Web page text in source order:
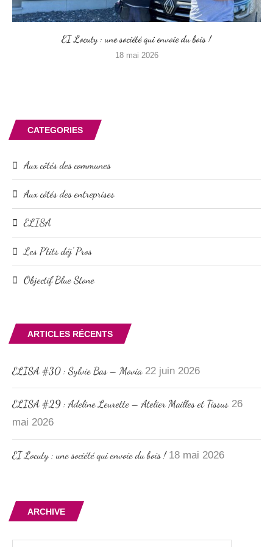
EI Locuty : une société qui envoie du bois !
18 mai 2026
CATEGORIES
Aux côtés des communes
Aux côtés des entreprises
ELISA
Les P'tits déj' Pros
Objectif Blue Stone
ARTICLES RÉCENTS
ELISA #30 : Sylvie Bas – Movia 22 juin 2026
ELISA #29 : Adeline Leurette – Atelier Mailles et Tissus 26
mai 2026
EI Locuty : une société qui envoie du bois ! 18 mai 2026
ARCHIVE